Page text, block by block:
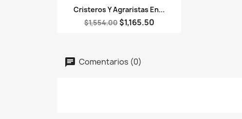
Vista rápida
Cristeros Y Agraristas En...
$1,554.00 $1,165.50
Comentarios (0)